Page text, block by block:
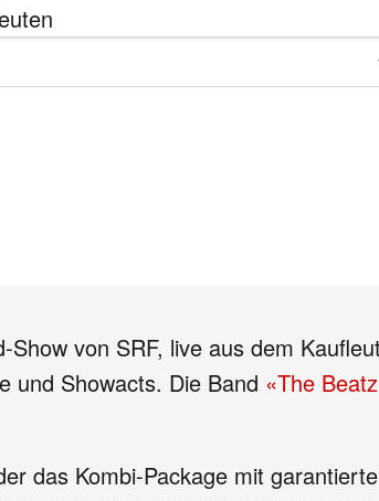
von SRF, live aus dem
und Showacts. Die Band «The
das Kombi-Package mit